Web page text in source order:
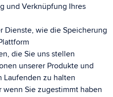
und Verknüpfung Ihres
Dienste, wie die Speicherung
die Sie uns stellen
unserer Produkte und
Laufenden zu halten
Sie zugestimmt haben